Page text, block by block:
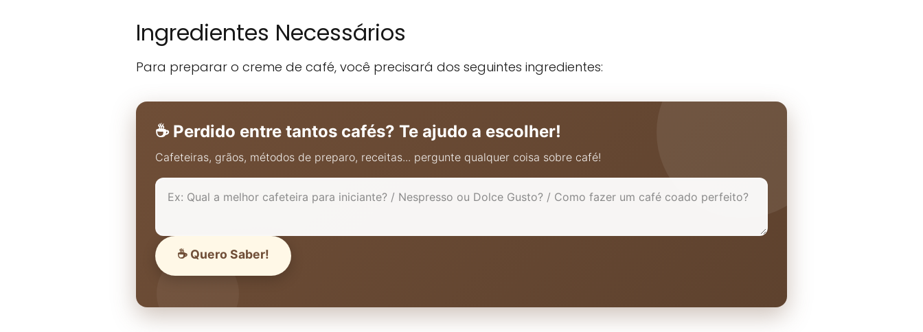
Ingredientes Necessários
Para preparar o creme de café, você precisará dos seguintes ingredientes:
☕ Perdido entre tantos cafés? Te ajudo a escolher!
Cafeteiras, grãos, métodos de preparo, receitas... pergunte qualquer coisa sobre café!
☕ Quero Saber!